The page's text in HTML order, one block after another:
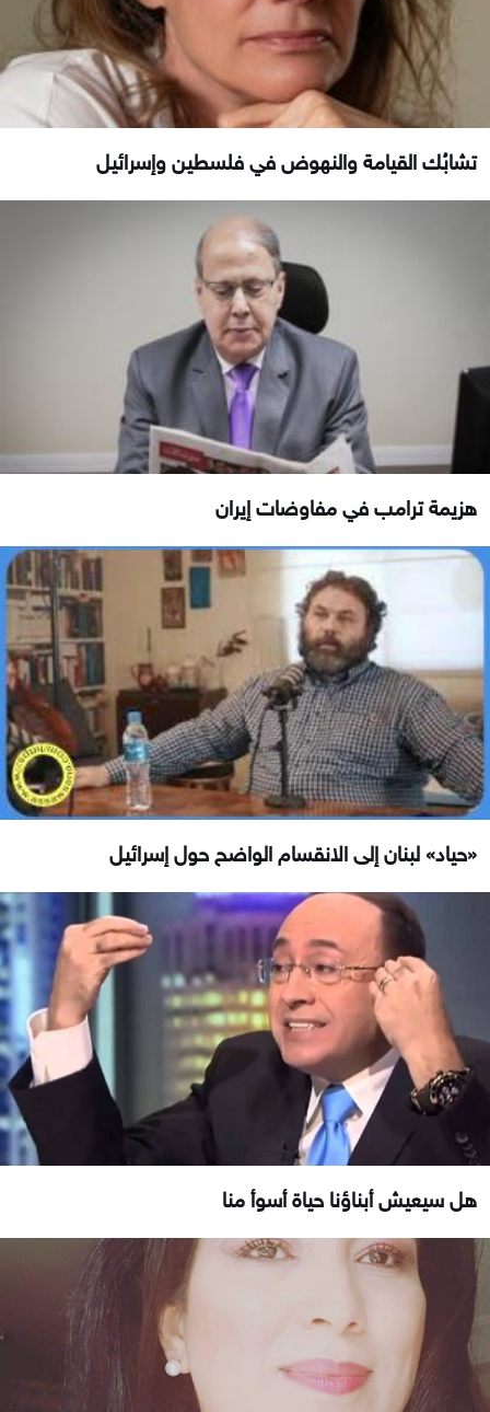
تشابُك القيامة والنهوض في فلسطين وإسرائيل
هزيمة ترامب في مفاوضات إيران
«حياد» لبنان إلى الانقسام الواضح حول إسرائيل
هل سيعيش أبناؤنا حياة أسوأ منا